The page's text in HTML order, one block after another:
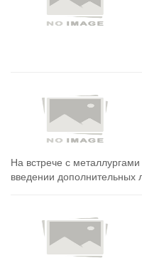
На встрече с
введении дополнительных